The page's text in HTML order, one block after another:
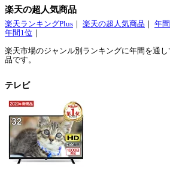
楽天の超人気商品
楽天ランキングPlus 楽天の超人気商品 年
年間1位
楽天市場のジャンル別ランキングに年間を通
品です。
テレビ